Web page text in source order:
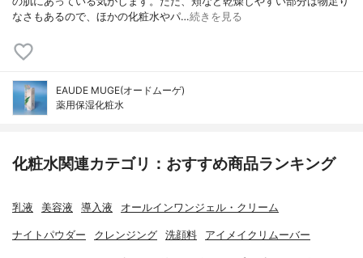
なさもあるので、ほかの化粧水やパ…続きを見る
EAUDE MUGE(オードムーゲ)
薬用保湿化粧水
化粧水関連カテゴリ：おすすめ商品ランキング
乳液 美容液 導入液 オールインワンジェル・クリーム
ナイトパウダー クレンジング 洗顔料 アイメイクリムーバー